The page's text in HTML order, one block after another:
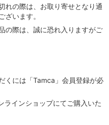
れの際は、お取り寄せとなり通
ざいます。
の際は、誠に恐れ入りますがご
くには「Tamca」会員登録が必
ラインショップにてご購⼊いた